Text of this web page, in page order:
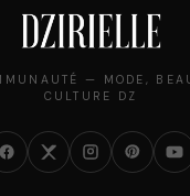
— MODE,
CULTURE DZ